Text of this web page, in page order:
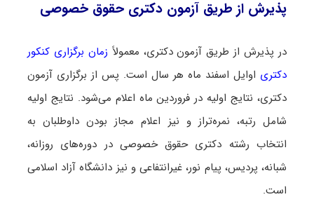
پذیرش از طریق آزمون دکتری حقوق خصوصی
در پذیرش از طریق آزمون دکتری، معمولاً زمان برگزاری کنکور
دکتری اوایل اسفند ماه هر سال است. پس از برگزاری آزمون
دکتری، نتایج اولیه در فروردین ماه اعلام می‌شود. نتایج اولیه
شامل رتبه، نمره‌تراز و نیز اعلام مجاز بودن داوطلبان به
انتخاب رشته دکتری حقوق خصوصی در دوره‌های روزانه،
شبانه، پردیس، پیام نور، غیرانتفاعی و نیز دانشگاه آزاد اسلامی
است.